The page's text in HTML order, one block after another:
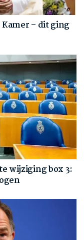
– dit ging
wijziging box 3: